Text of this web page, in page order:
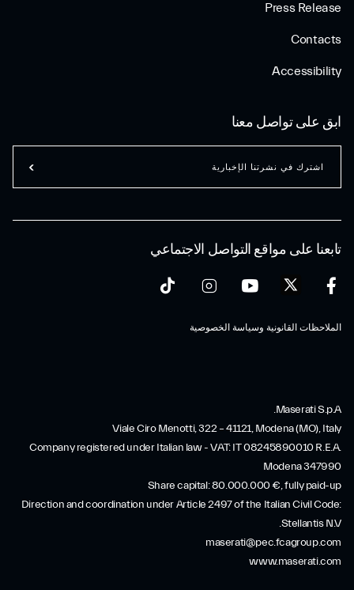
Press Release
Contacts
Accessibility
تابعنا على مواقع التواصل الاجتماعي
الملاحظات القانونية وسياسة الخصوصية
ابق على تواصل معنا
اشترك في نشرتنا الإخبارية
Maserati S.p.A.
Viale Ciro Menotti, 322 – 41121, Modena (MO), Italy
Company registered under Italian law - VAT: IT 08245890010 R.E.A.
Modena 347990
Share capital: 80.000.000 €, fully paid-up
Direction and coordination under Article 2497 of the Italian Civil Code:
Stellantis N.V.
maserati@pec.fcagroup.com
www.maserati.com